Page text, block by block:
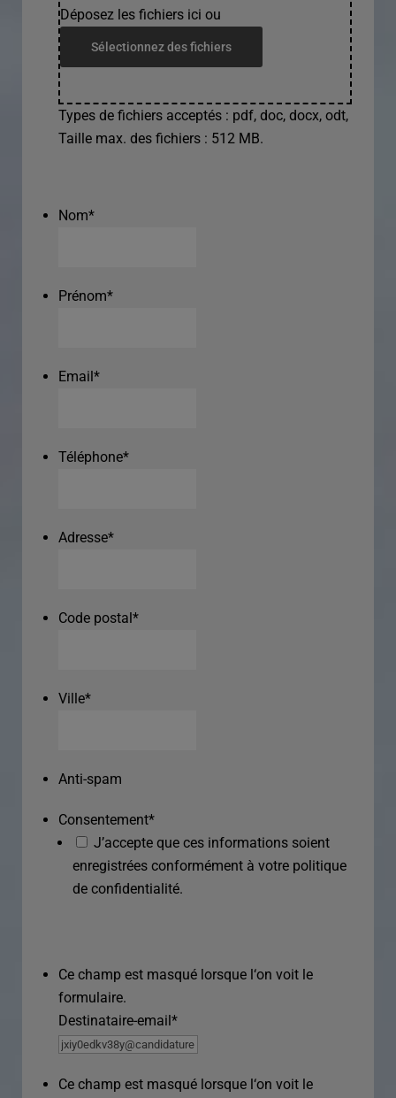
Déposez les fichiers ici ou
Sélectionnez des fichiers
Types de fichiers acceptés : pdf, doc, docx, odt,
Taille max. des fichiers : 512 MB.
Nom*
Prénom*
Email*
Téléphone*
Adresse*
Code postal*
Ville*
Anti-spam
Consentement*
J’accepte que ces informations soient
enregistrées conformément à votre politique
de confidentialité.
Ce champ est masqué lorsque l‘on voit le
formulaire.
Destinataire-email*
Ce champ est masqué lorsque l‘on voit le